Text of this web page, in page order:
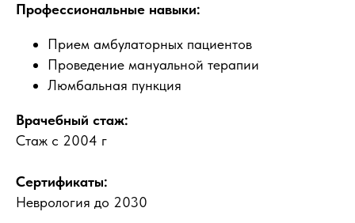
Профессиональные навыки:
Прием амбулаторных пациентов
Проведение мануальной терапии
Люмбальная пункция
Врачебный стаж:
Стаж с 2004 г
Сертификаты:
Неврология до 2030